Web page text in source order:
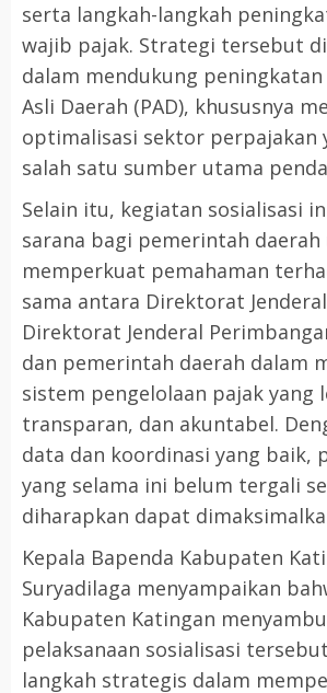
serta langkah-langkah
wajib pajak. Strategi tersebut
dalam mendukung
Asli Daerah (PAD), khususnya
optimalisasi sektor perpajakan
salah satu sumber utama
Selain itu, kegiatan sosialisasi
sarana bagi pemerintah
memperkuat pemahaman
sama antara Direktorat
Direktorat Jenderal
dan pemerintah daerah dalam
sistem pengelolaan pajak yang
transparan, dan akuntabel.
data dan koordinasi yang baik,
yang selama ini belum tergali
diharapkan dapat
Kepala Bapenda Kabupaten
Suryadilaga menyampaikan
Kabupaten Katingan
pelaksanaan sosialisasi
langkah strategis dalam